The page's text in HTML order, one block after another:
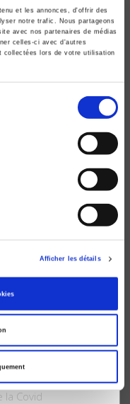
et les annonces, d'offrir des
notre trafic. Nous partageons
avec nos partenaires de médias
celles-ci avec d'autres
collectées lors de votre utilisation
Afficher les détails
la Covid